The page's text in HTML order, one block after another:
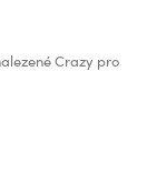
Crazy pro